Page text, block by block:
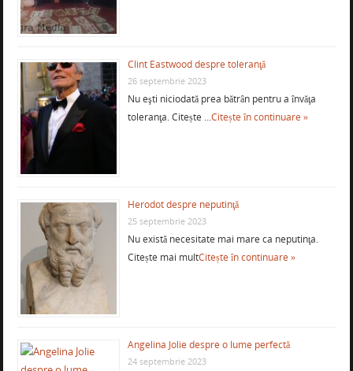
Clint Eastwood despre toleranţă
26 septembrie 2023
Nu eşti niciodată prea bătrân pentru a învăţa
toleranţa. Citește …Citește în continuare »
Herodot despre neputinţă
25 septembrie 2023
Nu există necesitate mai mare ca neputinţa.
Citește mai multCitește în continuare »
Angelina Jolie despre o lume perfectă
24 septembrie 2023